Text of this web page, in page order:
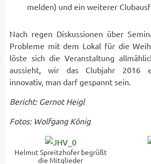
melden) und ein weiterer
Nach regen Diskussionen über
Probleme mit dem Lokal für die
löste sich die Veranstaltung
aussieht, wir das Clubjahr 2016
innovativ, man darf gespannt sein.
Bericht: Gernot Heigl
Fotos: Wolfgang König
Helmut Spreitzhofer begrüßt
die Mitglieder